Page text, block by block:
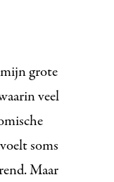
grote
veel
soms
Maar